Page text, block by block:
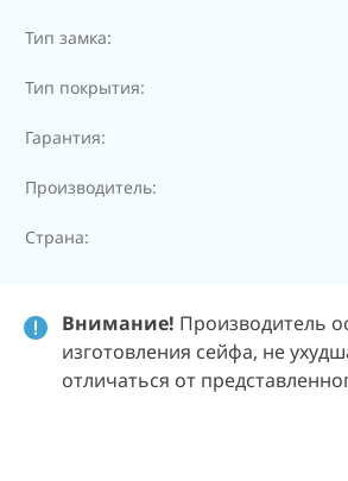
Тип замка:
Тип покрытия:
Гарантия:
Производитель:
Страна:
Внимание! Производитель
изготовления сейфа, не
отличаться от